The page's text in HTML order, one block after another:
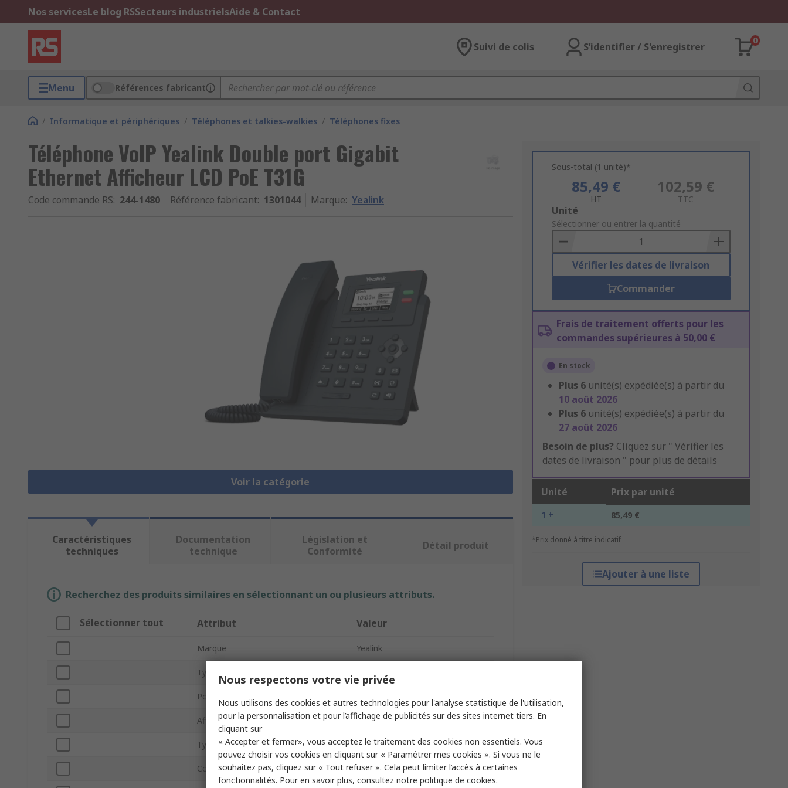
Nos servicesLe blog RSSecteurs industrielsAide & Contact
Suivi de colis S’identifier / S'enregistrer
0
Menu Références fabricant
/ Informatique et périphériques / Téléphones et talkies-walkies / Téléphones fixes
Téléphone VoIP Yealink Double port Gigabit
Ethernet Afficheur LCD PoE T31G
Code commande RS: 244-1480 Référence fabricant: 1301044 Marque: Yealink
Voir la catégorie
Sous-total (1 unité)*
85,49 €
HT
102,59 €
TTC
Add
to
Basket
Unité
Sélectionner ou entrer la quantité
Vérifier les dates de livraison
Commander
Frais de traitement offerts pour les
commandes supérieures à 50,00 €
En stock
Plus 6 unité(s) expédiée(s) à partir du
10 août 2026
Plus 6 unité(s) expédiée(s) à partir du
27 août 2026
Besoin de plus? Cliquez sur " Vérifier les
dates de livraison " pour plus de détails
Unité Prix par unité
1 + 85,49 €
*Prix donné à titre indicatif
Ajouter à une liste
Caractéristiques
techniques
Documentation
technique
Législation et
Conformité
Détail produit
Recherchez des produits similaires en sélectionnant un ou plusieurs attributs.
Sélectionner tout Attribut Valeur
Marque Yealink
Type de produit
PoE
Afficheur LCD Oui
Type de montage Mural
Connexions Double port Gigabit Ethernet
Nous respectons votre vie privée
Nous utilisons des cookies et autres technologies pour l'analyse statistique de l'utilisation,
pour la personnalisation et pour l’affichage de publicités sur des sites internet tiers. En
cliquant sur
« Accepter et fermer», vous acceptez le traitement des cookies non essentiels. Vous
pouvez choisir vos cookies en cliquant sur « Paramétrer mes cookies ». Si vous ne le
souhaitez pas, cliquez sur « Tout refuser ». Cela peut limiter l’accès à certaines
fonctionnalités. Pour en savoir plus, consultez notre politique de cookies.